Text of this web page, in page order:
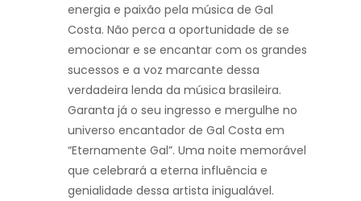
energia e paixão pela música de Gal
Costa. Não perca a oportunidade de se
emocionar e se encantar com os grandes
sucessos e a voz marcante dessa
verdadeira lenda da música brasileira.
Garanta já o seu ingresso e mergulhe no
universo encantador de Gal Costa em
“Eternamente Gal”. Uma noite memorável
que celebrará a eterna influência e
genialidade dessa artista inigualável.